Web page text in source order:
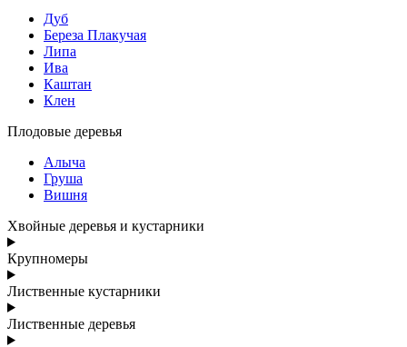
Дуб
Береза Плакучая
Липа
Ива
Каштан
Клен
Плодовые деревья
Алыча
Груша
Вишня
Хвойные деревья и кустарники
Крупномеры
Лиственные кустарники
Лиственные деревья